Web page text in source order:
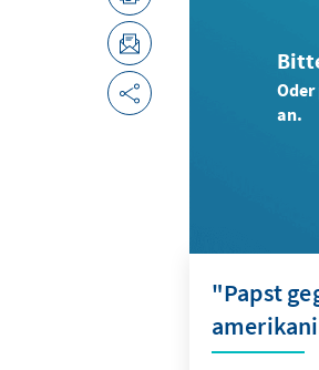
an.
"Papst